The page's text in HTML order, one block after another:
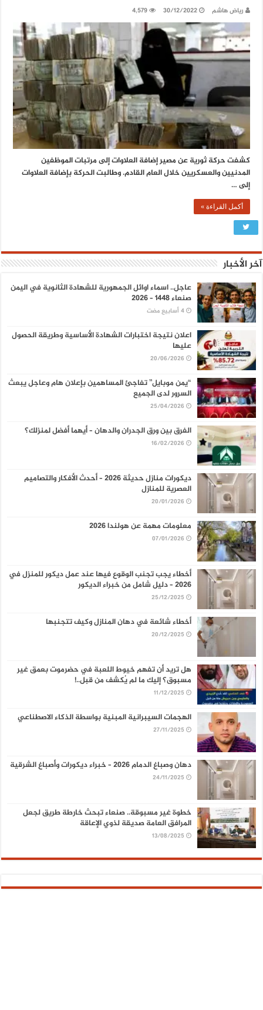
رياض هاشم 30/12/2022
4,579
كشفت حركة ثورية عن مصير إضافة العلاوات إلى مرتبات الموظفين
المدنيين والعسكريين خلال العام القادم. وطالبت الحركة بإضافة العلاوات
إلى …
أكمل القراءة »
آخر الأخبار
عاجل.. اسماء اوائل الجمهورية للشهادة الثانوية في اليمن
صنعاء 1448 – 2026
اعلان نتيجة اختبارات الشهادة الأساسية وطريقة الحصول
عليها
20/06/2026
“يمن موبايل” تفاجئ المساهمين بإعلان هام وعاجل يبعث
السرور لدى الجميع
25/04/2026
الفرق بين ورق الجدران والدهان – أيهما أفضل لمنزلك؟
16/02/2026
ديكورات منازل حديثة 2026 – أحدث الأفكار والتصاميم
العصرية للمنازل
20/01/2026
معلومات مهمة عن هولندا 2026
07/01/2026
أخطاء يجب تجنب الوقوع فيها عند عمل ديكور للمنزل في
2026 – دليل شامل من خبراء الديكور
25/12/2025
أخطاء شائعة في دهان المنازل وكيف تتجنبها
20/12/2025
هل تريد أن تفهم خيوط اللعبة في حضرموت بعمق غير
مسبوق؟ إليك ما لم يُكشف من قبل..!
11/12/2025
الهجمات السيبرانية المبنية بواسطة الذكاء الاصطناعي
27/11/2025
دهان وصباغ الدمام 2026 – خبراء ديكورات وأصباغ الشرقية
24/11/2025
خطوة غير مسبوقة.. صنعاء تبحث خارطة طريق لجعل
المرافق العامة صديقة لذوي الإعاقة
13/08/2025